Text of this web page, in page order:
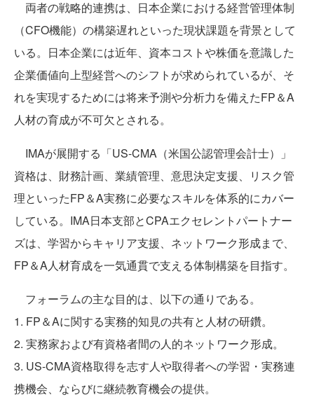
両者の戦略的連携は、日本企業における経営管理体制
（CFO機能）の構築遅れといった現状課題を背景として
いる。日本企業には近年、資本コストや株価を意識した
企業価値向上型経営へのシフトが求められているが、そ
れを実現するためには将来予測や分析力を備えたFP＆A
人材の育成が不可欠とされる。
IMAが展開する「US-CMA（米国公認管理会計士）」
資格は、財務計画、業績管理、意思決定支援、リスク管
理といったFP＆A実務に必要なスキルを体系的にカバー
している。IMA日本支部とCPAエクセレントパートナー
ズは、学習からキャリア支援、ネットワーク形成まで、
FP＆A人材育成を一気通貫で支える体制構築を目指す。
フォーラムの主な目的は、以下の通りである。
1. FP＆Aに関する実務的知見の共有と人材の研鑽。
2. 実務家および有資格者間の人的ネットワーク形成。
3. US-CMA資格取得を志す人や取得者への学習・実務連
携機会、ならびに継続教育機会の提供。